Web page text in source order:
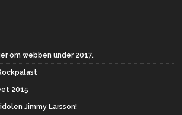
om webben under 2017.
2015
Jimmy Larsson!